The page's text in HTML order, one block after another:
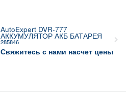
AutoExpert DVR-777
АККУМУЛЯТОР АКБ БАТАРЕЯ
285846
Свяжитесь с нами насчет цены